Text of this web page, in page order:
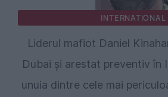
INTERNATIONAL
Liderul mafiot Daniel
Dubai și arestat preventiv în
unuia dintre cele mai